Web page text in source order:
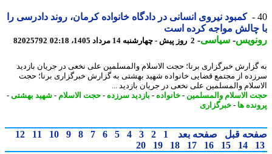
کمبود نیروی انسانی در دادگاه خانواده کرمان، روند دادرسی را
چالش مواجه کرده است
-سیاسی-2 روز پیش - چهارشنبه 14 مرداد 1405، 02:18 82025792
خبرگزاری برنا؛ حجت الاسلام والمسلمین علی نخعی در جریان بازدید
از مجتمع قضایی خانواده شهید بهشتی به گزارش خبرگزاری برنا؛ حجت
والمسلمین علی نخعی در جریان بازدید ...
الاسلام والمسلمین-خانواده- بازدید سرزده- حجت الاسلام-شهید بهشتی-
ها- خبرگزاری
قبل صفحه بعد 1
2
3
4
5
6
7
8
9
10
11
12
14
15
16
17
18
19
20